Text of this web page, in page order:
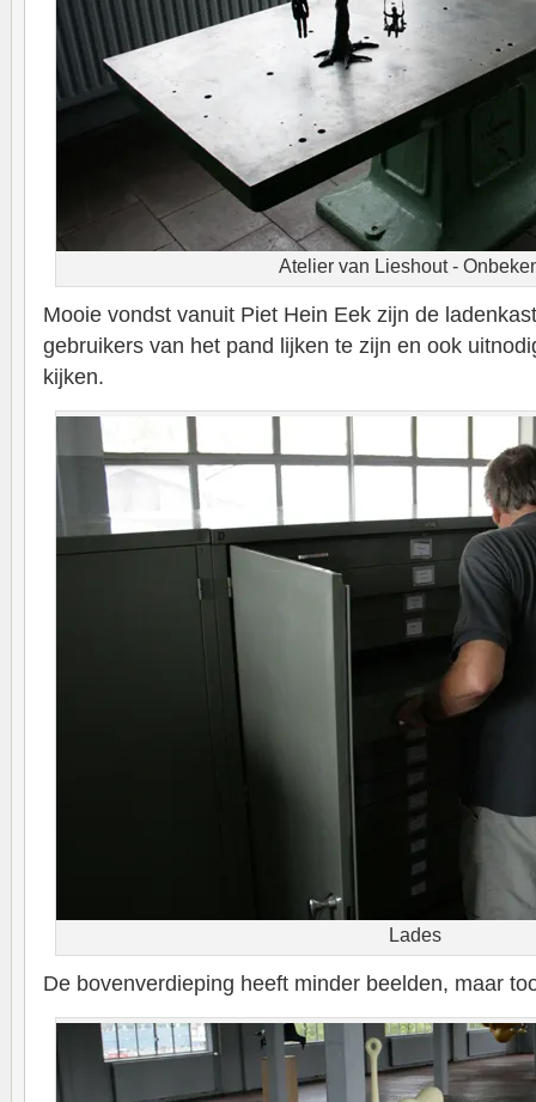
Atelier van Lieshout -
Mooie vondst vanuit Piet Hein Eek zijn de
gebruikers van het pand lijken te zijn en ook
kijken.
Lades
De bovenverdieping heeft minder beelden, maar